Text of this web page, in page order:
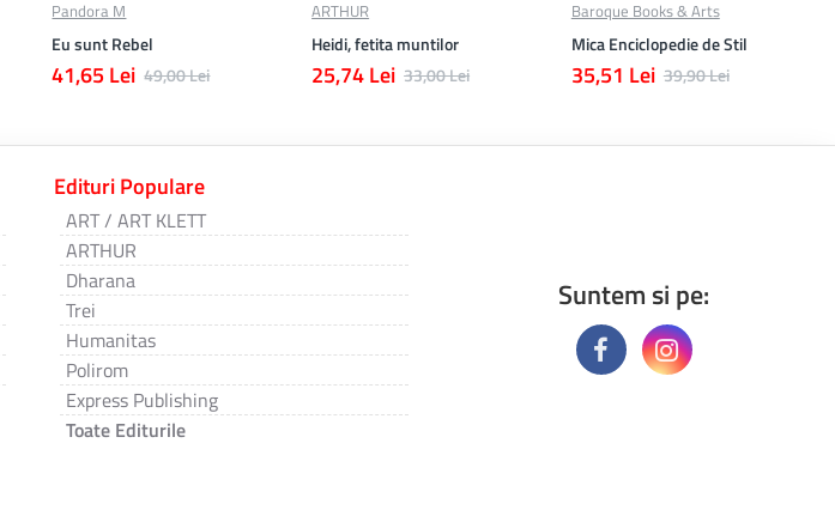
Pandora M
Eu sunt Rebel
41,65 Lei 49,00 Lei
ARTHUR
Heidi, fetita muntilor
25,74 Lei 33,00 Lei
Baroque Books & Arts
Mica Enciclopedie de Stil
35,51 Lei 39,90 Lei
Edituri Populare
ART / ART KLETT
ARTHUR
Dharana
Trei
Humanitas
Polirom
Express Publishing
Toate Editurile
Suntem si pe: